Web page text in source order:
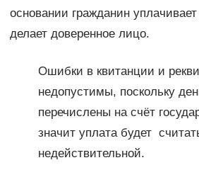
основании гражданин
делает доверенное лицо.
Ошибки в квитанции и
недопустимы, поскольку
перечислены на счёт
значит уплата будет
недействительной.